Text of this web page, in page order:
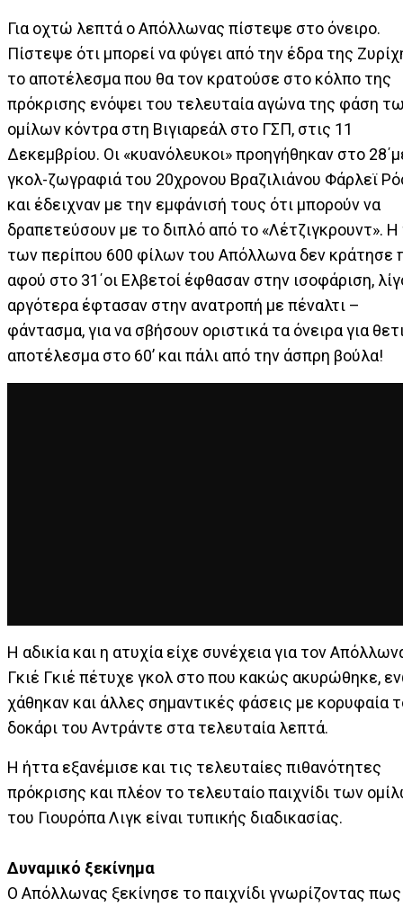
Για οχτώ λεπτά ο Απόλλωνας πίστεψε στο όνειρο.
Πίστεψε ότι μπορεί να φύγει από την έδρα της
το αποτέλεσμα που θα τον κρατούσε στο κόλπο της
πρόκρισης ενόψει του τελευταία αγώνα της φάση
ομίλων κόντρα στη Βιγιαρεάλ στο ΓΣΠ, στις 11
Δεκεμβρίου. Οι «κυανόλευκοι» προηγήθηκαν στο
γκολ-ζωγραφιά του 20χρονου Βραζιλιάνου Φάρλεϊ
και έδειχναν με την εμφάνισή τους ότι μπορούν να
δραπετεύσουν με το διπλό από το «Λέτζιγκρουντ». Η
των περίπου 600 φίλων του Απόλλωνα δεν κράτησε
αφού στο 31΄οι Ελβετοί έφθασαν στην ισοφάριση,
αργότερα έφτασαν στην ανατροπή με πέναλτι –
φάντασμα, για να σβήσουν οριστικά τα όνειρα για
αποτέλεσμα στο 60’ και πάλι από την άσπρη βούλα!
Η αδικία και η ατυχία είχε συνέχεια για τον
Γκιέ Γκιέ πέτυχε γκολ στο που κακώς ακυρώθηκε,
χάθηκαν και άλλες σημαντικές φάσεις με κορυφαία
δοκάρι του Αντράντε στα τελευταία λεπτά.
Η ήττα εξανέμισε και τις τελευταίες πιθανότητες
πρόκρισης και πλέον το τελευταίο παιχνίδι των
του Γιουρόπα Λιγκ είναι τυπικής διαδικασίας.
Δυναμικό ξεκίνημα
Ο Απόλλωνας ξεκίνησε το παιχνίδι γνωρίζοντας πως